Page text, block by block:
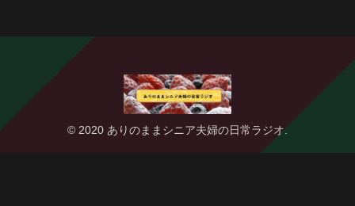
© 2020 ありのままシニア夫婦の日常ラジオ.